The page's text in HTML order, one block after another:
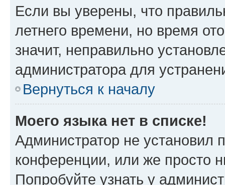
Если вы уверены, что
летнего времени, но время
значит, неправильно
администратора для
Вернуться к началу
Моего языка нет в списке!
Администратор не установил
конференции, или же просто
Попробуйте узнать у